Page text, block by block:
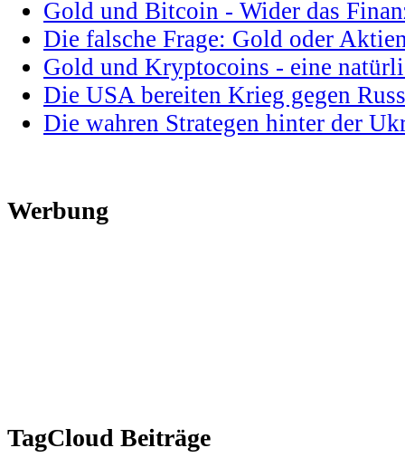
Gold und Bitcoin - Wider das
Die falsche Frage: Gold oder
Gold und Kryptocoins - eine
Die USA bereiten Krieg gegen
Die wahren Strategen hinter der
Werbung
TagCloud Beiträge